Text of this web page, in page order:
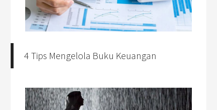
4 Tips Mengelola Buku Keuangan